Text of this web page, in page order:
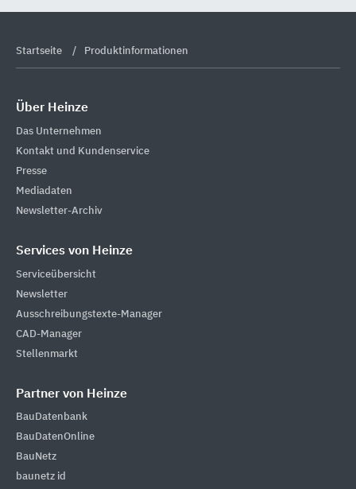
Startseite Produktinformationen
Über Heinze
Das Unternehmen
Kontakt und Kundenservice
Presse
Mediadaten
Newsletter-Archiv
Services von Heinze
Serviceübersicht
Newsletter
Ausschreibungstexte-Manager
CAD-Manager
Stellenmarkt
Partner von Heinze
BauDatenbank
BauDatenOnline
BauNetz
baunetz id